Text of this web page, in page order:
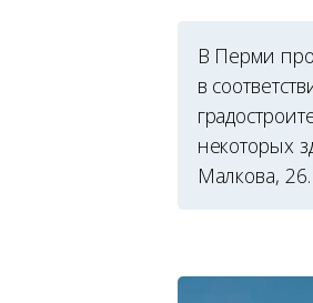
В Перми
в
некоторых
Малкова, 26.